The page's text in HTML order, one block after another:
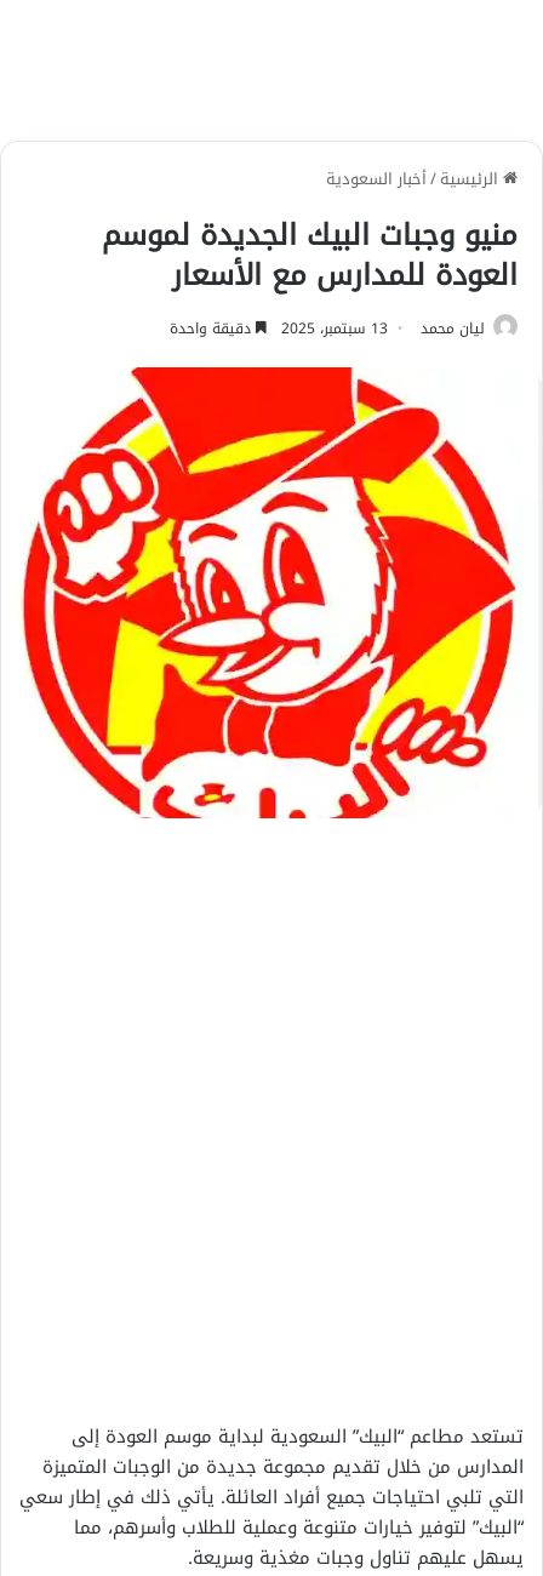
الرئيسية/أخبار السعودية
منيو وجبات البيك الجديدة لموسم
العودة للمدارس مع الأسعار
ليان محمد 13 سبتمبر، 2025 دقيقة واحدة
تستعد مطاعم “البيك” السعودية لبداية موسم العودة إلى
المدارس من خلال تقديم مجموعة جديدة من الوجبات المتميزة
التي تلبي احتياجات جميع أفراد العائلة. يأتي ذلك في إطار سعي
“البيك” لتوفير خيارات متنوعة وعملية للطلاب وأسرهم، مما
يسهل عليهم تناول وجبات مغذية وسريعة.